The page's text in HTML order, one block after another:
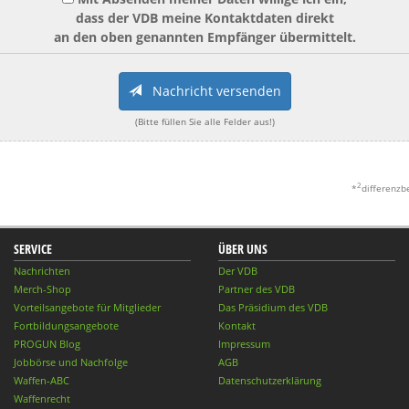
dass der VDB meine Kontaktdaten direkt
an den oben genannten Empfänger übermittelt.
Nachricht versenden
(Bitte füllen Sie alle Felder aus!)
*2
SERVICE
Nachrichten
Merch-Shop
Vorteilsangebote für Mitglieder
Fortbildungsangebote
PROGUN Blog
Jobbörse und Nachfolge
Waffen-ABC
Waffenrecht
ÜBER UNS
Der VDB
Partner des VDB
Das Präsidium des VDB
Kontakt
Impressum
AGB
Datenschutzerklärung